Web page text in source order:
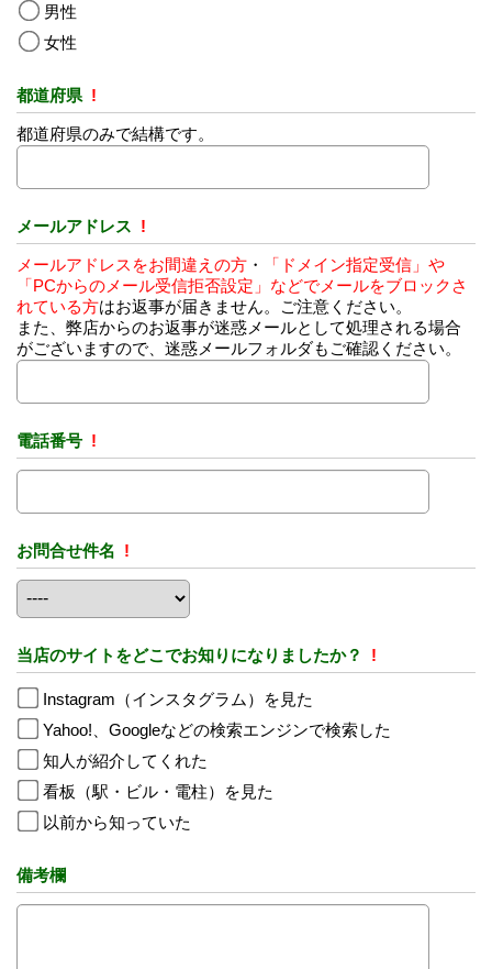
男性
女性
都道府県 !
都道府県のみで結構です。
メールアドレス !
メールアドレスをお間違えの方 ・
「ドメイン指定受信」や
「PCからのメール受信拒否設定」などでメールをブロックさ
れている方はお返事が届きません。ご注意ください。
また、弊店からのお返事が迷惑メールとして処理される場合
がございますので、迷惑メールフォルダもご確認ください。
電話番号 !
お問合せ件名 !
当店のサイトをどこでお知りになりましたか？ !
Instagram（インスタグラム）を見た
Yahoo!、Googleなどの検索エンジンで検索した
知人が紹介してくれた
看板（駅・ビル・電柱）を見た
以前から知っていた
備考欄